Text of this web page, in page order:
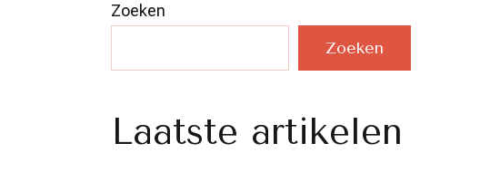
Zoeken
Zoeken
Laatste artikelen